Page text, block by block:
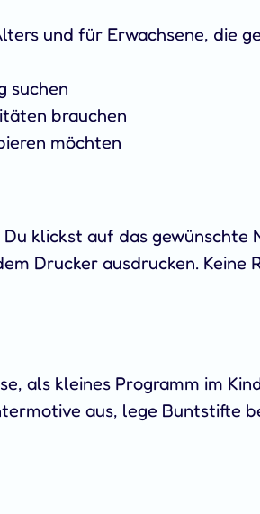
und für Erwachsene, die
suchen
brauchen
möchten
klickst auf das
Drucker ausdrucken. Keine
als kleines Programm im
aus, lege Buntstifte